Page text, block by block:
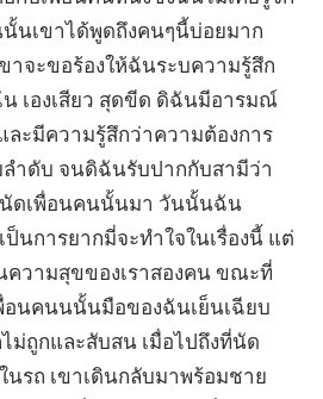
นเขาได้พูดถึงคนๆนี้บ่อยมาก
จะขอร้องให้ฉันระบความรู้สึก
เองเสียว สุดขีด ดิฉันมีอารมณ์
ละมีความรู้สึกว่าความต้องการ
ลำดับ จนดิฉันรับปากกับสามีว่า
นัดเพื่อนคนนั้นมา วันนั้นฉัน
นการยากมี่จะทำใจในเรื่องนี้ แต่
ความสุขของเราสองคน ขณะที่
อนคนนนั้นมือของฉันเย็นเฉียบ
ม่ถูกและสับสน เมื่อไปถึงที่นัด
รถ เขาเดินกลับมาพร้อมชาย